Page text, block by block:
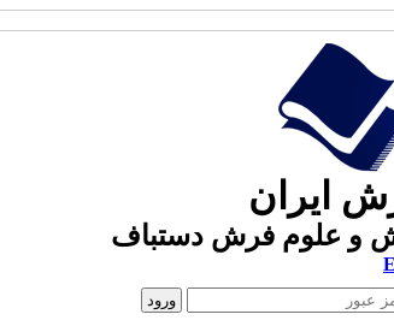
ایران
و علوم فرش دستباف